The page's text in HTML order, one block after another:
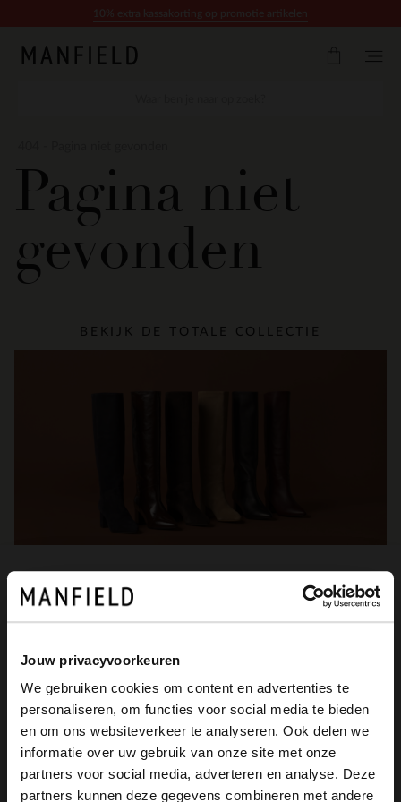
Jouw privacyvoorkeuren
We gebruiken cookies om content en advertenties te
personaliseren, om functies voor social media te bieden
en om ons websiteverkeer te analyseren. Ook delen we
informatie over uw gebruik van onze site met onze
partners voor social media, adverteren en analyse. Deze
partners kunnen deze gegevens combineren met andere
Pagina niet
gevonden
BEKIJK DE TOTALE COLLECTIE
De My Manfield
voordelen wachten
op je.
×
View this website in English?
It looks like your language isn't Dutch. Would